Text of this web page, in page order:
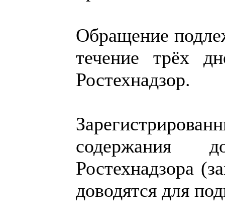
Обращение
течение трёх
Ростехнадзор.
содержания
Ростехнадзора
доводятся для